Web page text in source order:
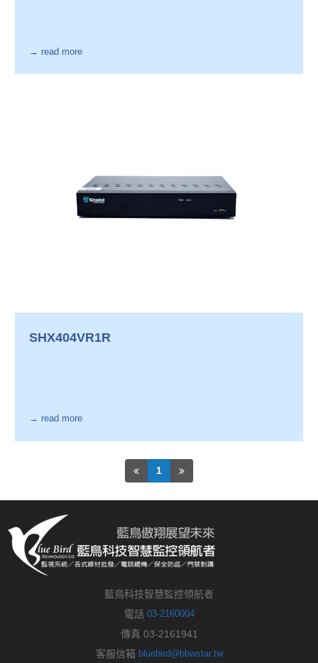
→ read more
SHX404VR1R
→ read more
1
藍鳥科技智慧監控領航者
電話 03-2160004
傳真 03-2161941
客服信箱 bluebird@bbwstar.tw